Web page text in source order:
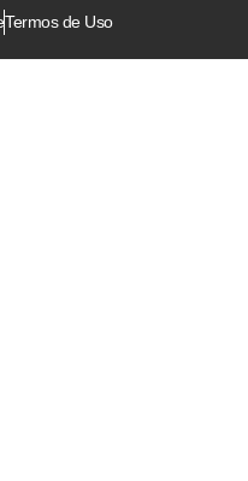
Termos de Uso